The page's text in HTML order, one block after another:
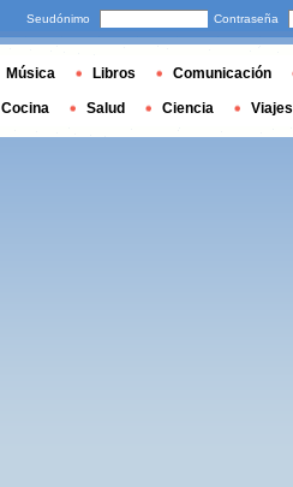
Seudónimo Contraseña
Música Libros Comunicación
Cocina Salud Ciencia Viajes